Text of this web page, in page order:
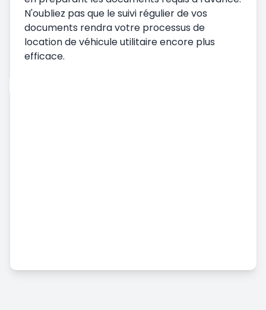
N'oubliez pas que le suivi régulier de vos
documents rendra votre processus de
location de véhicule utilitaire encore plus
efficace.